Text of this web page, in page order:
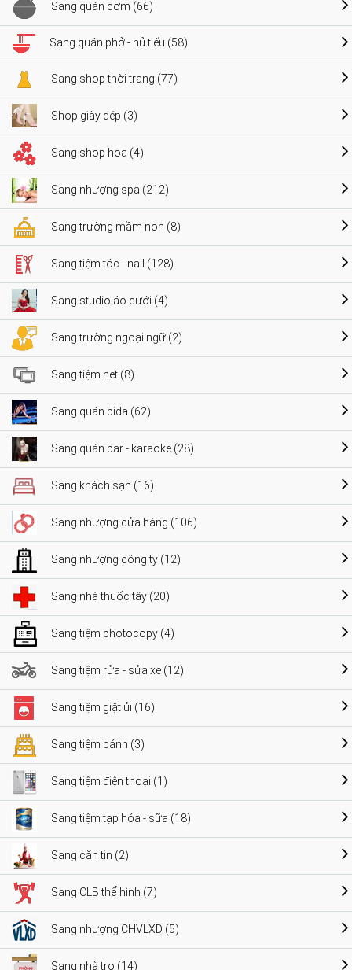
Sang quán cơm (66)
Sang quán phở - hủ tiếu (58)
Sang shop thời trang (77)
Shop giày dép (3)
Sang shop hoa (4)
Sang nhượng spa (212)
Sang trường mầm non (8)
Sang tiệm tóc - nail (128)
Sang studio áo cưới (4)
Sang trường ngoại ngữ (2)
Sang tiệm net (8)
Sang quán bida (62)
Sang quán bar - karaoke (28)
Sang khách sạn (16)
Sang nhượng cửa hàng (106)
Sang nhượng công ty (12)
Sang nhà thuốc tây (20)
Sang tiệm photocopy (4)
Sang tiệm rửa - sửa xe (12)
Sang tiệm giặt ủi (16)
Sang tiệm bánh (3)
Sang tiệm điện thoại (1)
Sang tiệm tạp hóa - sữa (18)
Sang căn tin (2)
Sang CLB thể hình (7)
Sang nhượng CHVLXD (5)
Sang nhà trọ (14)